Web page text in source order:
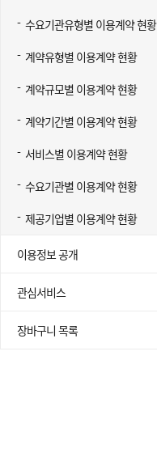
수요기관유형별 이용계약 현황
계약유형별 이용계약 현황
계약규모별 이용계약 현황
계약기간별 이용계약 현황
서비스별 이용계약 현황
수요기관별 이용계약 현황
제공기업별 이용계약 현황
이용정보 공개
관심서비스
장바구니 목록